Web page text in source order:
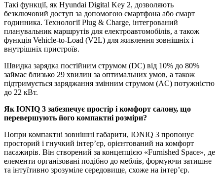
Такі функції, як Hyundai Digital Key 2, дозволяють
безключовий доступ за допомогою смартфона або смарт
годинника. Технології Plug & Charge, інтегрований
планувальник маршрутів для електроавтомобілів, а також
функція Vehicle-to-Load (V2L) для живлення зовнішніх і
внутрішніх пристроїв.
Швидка зарядка постійним струмом (DC) від 10% до 80%
займає близько 29 хвилин за оптимальних умов, а також
підтримується заряджання змінним струмом (AC) потужністю
до 22 кВт.
ЯкIONIQ 3 забезпечує простір і комфорт салону, що
перевершують його компактні розміри?
Попри компактні зовнішні габарити, IONIQ 3 пропонує
просторий і гнучкий інтер’єр, орієнтований на комфорт
пасажирів. Він створений за концепцією «Furnished Space», де
елементи організовані подібно до меблів, формуючи затишне
та інтуїтивно зрозуміле середовище, схоже на інтер’єр.